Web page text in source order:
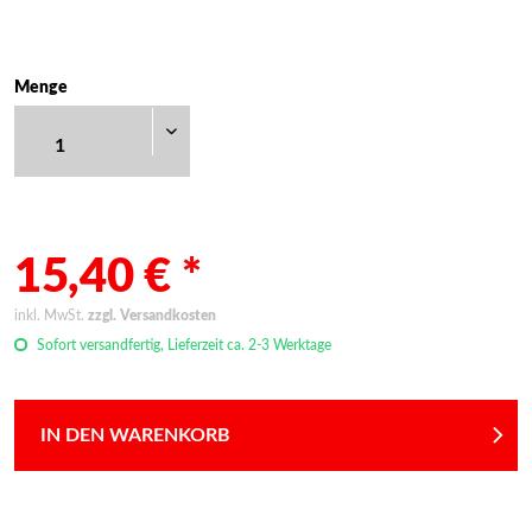
Menge
15,40 € *
inkl. MwSt. zzgl. Versandkosten
Sofort versandfertig, Lieferzeit ca. 2-3 Werktage
IN DEN WARENKORB